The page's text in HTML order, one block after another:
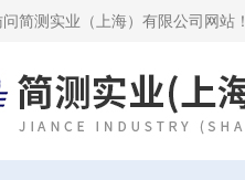
简测实业（上海）有限公司网站！